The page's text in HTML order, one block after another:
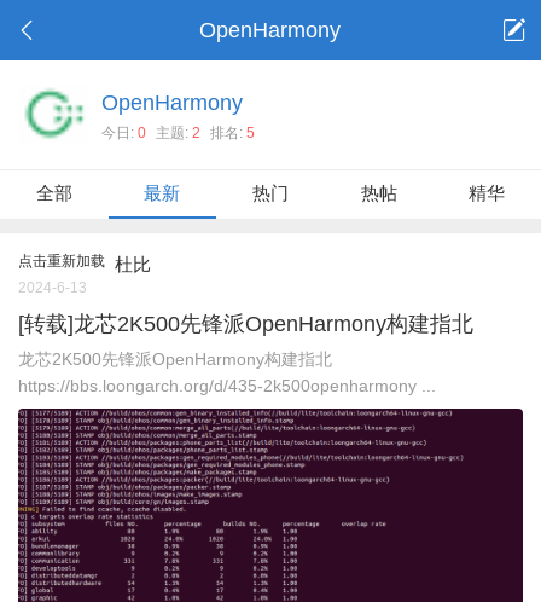
OpenHarmony
OpenHarmony
今日: 0 主题: 2 排名: 5
全部 最新 热门 热帖 精华
点击重新加载 杜比
2024-6-13
[转载]龙芯2K500先锋派OpenHarmony构建指北
龙芯2K500先锋派OpenHarmony构建指北
https://bbs.loongarch.org/d/435-2k500openharmony ...